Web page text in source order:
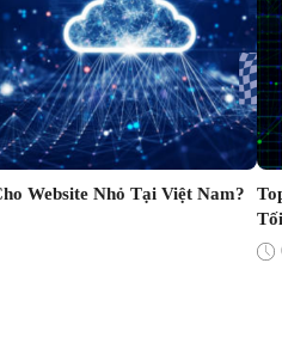
Website Nhỏ Tại Việt Nam?